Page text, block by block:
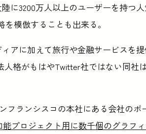
に3200万人以上のユーザーを持つ
模倣することも出来る。
アに加えて旅行や金融サービスを提
人格がもはやTwitter社ではない同社
フランシスコの本社にある会社のボ
能プロジェクト用に数千個のグラフ